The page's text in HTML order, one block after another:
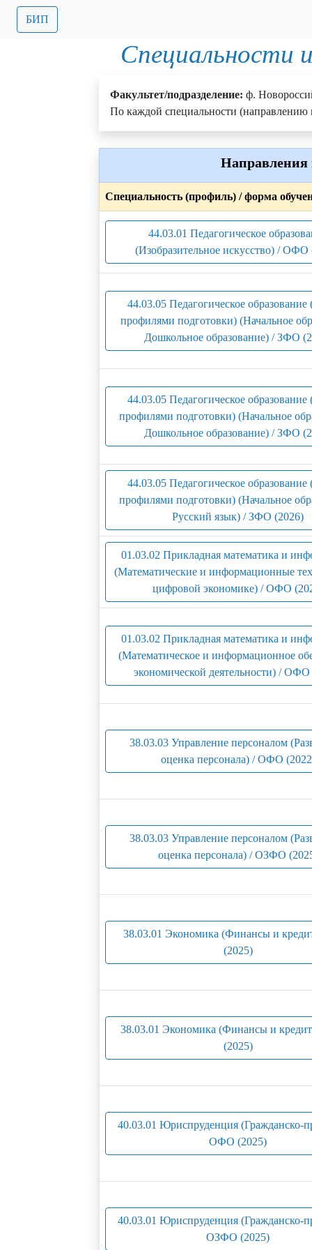
БИП
Специальности
Факультет/подразделение: ф.
По каждой специальности (направлению
Направления
Специальность (профиль) / форма
44.03.01 Педагогическое
(Изобразительное искусство) / ОФО
44.03.05 Педагогическое образование
профилями подготовки) (Начальное
Дошкольное образование) / ЗФО
44.03.05 Педагогическое образование
профилями подготовки) (Начальное
Дошкольное образование) / ЗФО
44.03.05 Педагогическое образование
профилями подготовки) (Начальное
Русский язык) / ЗФО (2026)
01.03.02 Прикладная математика и
(Математические и информационные
цифровой экономике) / ОФО
01.03.02 Прикладная математика и
(Математическое и информационное
экономической деятельности) / ОФО
38.03.03 Управление персоналом
оценка персонала) / ОФО
38.03.03 Управление персоналом
оценка персонала) / ОЗФО
38.03.01 Экономика (Финансы и
(2025)
38.03.01 Экономика (Финансы и
(2025)
40.03.01 Юриспруденция (Гражданско-
ОФО (2025)
40.03.01 Юриспруденция (Гражданско-
ОЗФО (2025)